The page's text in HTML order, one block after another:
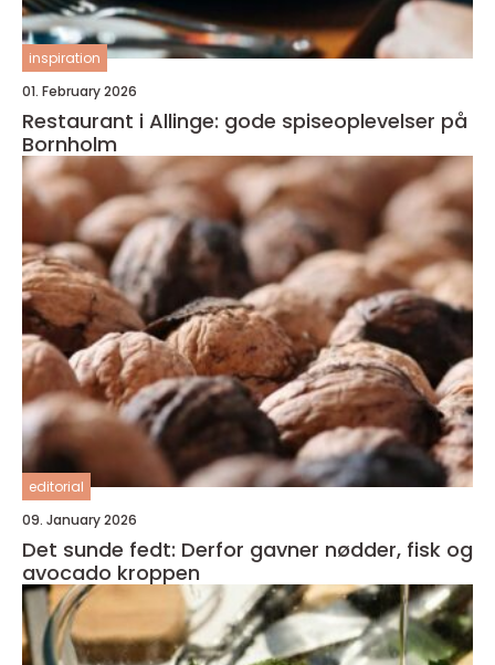
inspiration
01. February 2026
Restaurant i Allinge: gode spiseoplevelser på
Bornholm
editorial
09. January 2026
Det sunde fedt: Derfor gavner nødder, fisk og
avocado kroppen